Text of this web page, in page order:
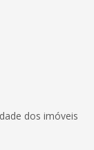
dos imóveis